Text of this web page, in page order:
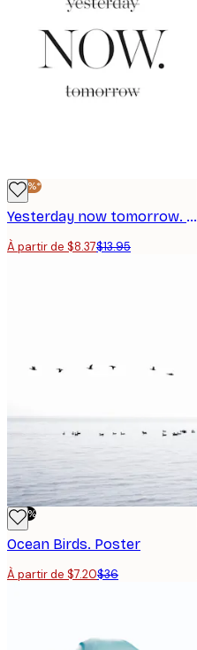
-40%*
Yesterday now tomorrow. Affiche
À partir de $8.37$13.95
-80%
Ocean Birds. Poster
À partir de $7.20$36